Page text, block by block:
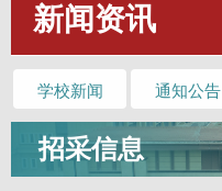
新闻资讯
学校新闻 通知公告
招采信息